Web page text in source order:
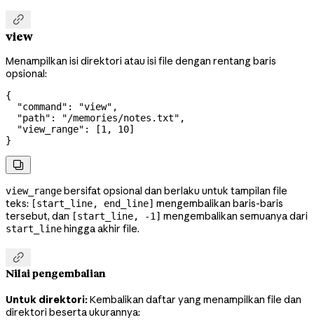

view
Menampilkan isi direktori atau isi file dengan rentang baris
opsional:
{
  "command"
: "view" ,
  "path"
: "/memories/notes.txt" ,
  "view_range"
: [1, 10]
}

view_range bersifat opsional dan berlaku untuk tampilan file
teks: [start_line, end_line] mengembalikan baris-baris
tersebut, dan [start_line, -1] mengembalikan semuanya dari
start_line hingga akhir file.

Nilai pengembalian
Untuk direktori:Kembalikan daftar yang menampilkan file dan
direktori beserta ukurannya: